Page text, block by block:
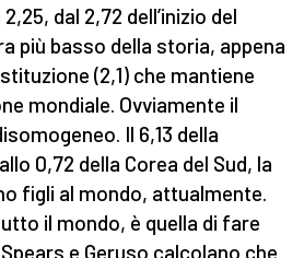
dal 2,72 dell’inizio del
più basso della storia, appena
(2,1) che mantiene
mondiale. Ovviamente il
Il 6,13 della
0,72 della Corea del Sud, la
figli al mondo, attualmente.
il mondo, è quella di fare
e Geruso calcolano che